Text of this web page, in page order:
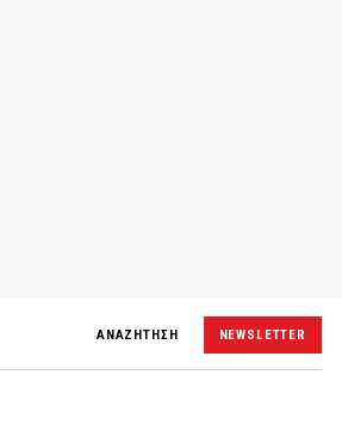
ΑΝΑΖΗΤΗΣΗ NEWSLETTER